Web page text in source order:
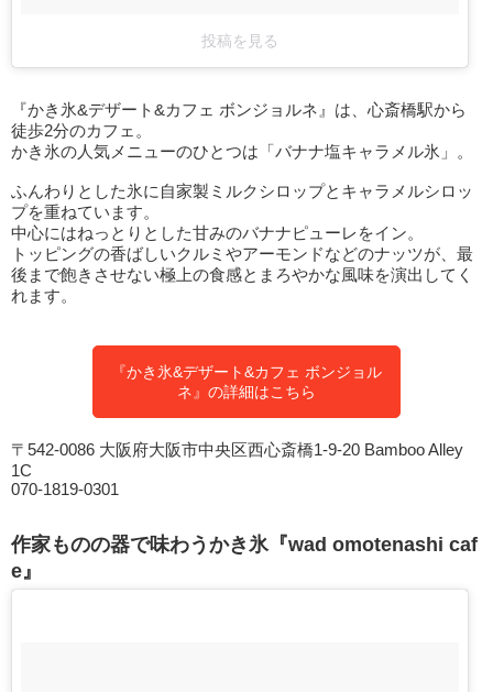
投稿を見る
『かき氷&デザート&カフェ ボンジョルネ』は、心斎橋駅から
徒歩2分のカフェ。
かき氷の人気メニューのひとつは「バナナ塩キャラメル氷」。
ふんわりとした氷に自家製ミルクシロップとキャラメルシロッ
プを重ねています。
中心にはねっとりとした甘みのバナナピューレをイン。
トッピングの香ばしいクルミやアーモンドなどのナッツが、最
後まで飽きさせない極上の食感とまろやかな風味を演出してく
れます。
『かき氷&デザート&カフェ ボンジョル
ネ』の詳細はこちら
〒542-0086 大阪府大阪市中央区西心斎橋1-9-20 Bamboo Alley
1C
070-1819-0301
作家ものの器で味わうかき氷『wad omotenashi caf
e』